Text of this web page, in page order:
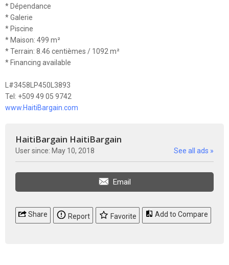
* Dépendance
* Galerie
* Piscine
* Maison: 499 m²
* Terrain: 8.46 centièmes / 1092 m²
* Financing available
L#3458LP450L3893
Tel: +509 49 05 9742
www.HaitiBargain.com
HaitiBargain HaitiBargain
User since: May 10, 2018 See all ads »
Email
Share Report Favorite Add to Compare